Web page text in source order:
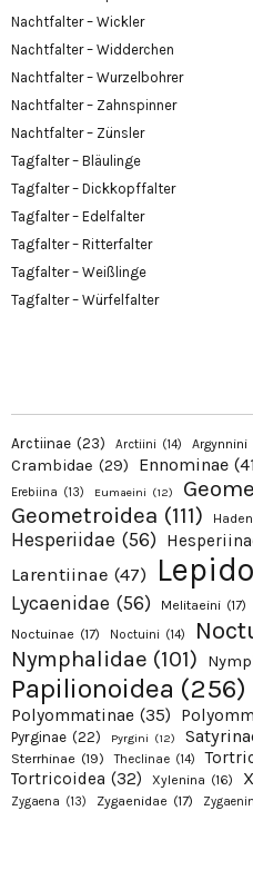
Nachtfalter – Wickler
Nachtfalter – Widderchen
Nachtfalter – Wurzelbohrer
Nachtfalter – Zahnspinner
Nachtfalter – Zünsler
Tagfalter – Bläulinge
Tagfalter – Dickkopffalter
Tagfalter – Edelfalter
Tagfalter – Ritterfalter
Tagfalter – Weißlinge
Tagfalter – Würfelfalter
Arctiinae (23) Arctiini (14) Argynnini
Crambidae (29) Ennominae
Erebiina (13) Eumaeini (12)
Geometroidea (111)
Hesperiidae (56)
Larentiinae (47)
Lycaenidae (56) Melitaeini (17)
Noctuinae (17) Noctuini (14)
Nymphalidae (101)
Papilionoidea (256)
Polyommatinae (35)
Pyrginae (22) Pyrgini (12)
Sterrhinae (19) Theclinae (14)
Tortricoidea (32) Xylenina (16)
Zygaena (13) Zygaenidae (17)